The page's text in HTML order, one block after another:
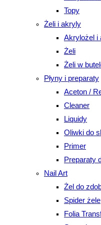
Topy
Żeli i akryly
Akrylożel i
Żeli
Żeli w
Płyny i preparaty
Aceton /
Cleaner
Liquidy
Oliwki do
Primer
Preparaty
Nail Art
Żel do
Spider żele
Folia